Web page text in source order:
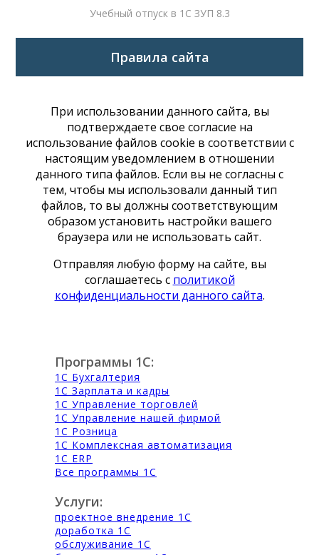
Учебный отпуск в 1С ЗУП 8.3
Правила сайта
При использовании данного сайта, вы
подтверждаете свое согласие на
использование файлов cookie в соответствии с
настоящим уведомлением в отношении
данного типа файлов. Если вы не согласны с
тем, чтобы мы использовали данный тип
файлов, то вы должны соответствующим
образом установить настройки вашего
браузера или не использовать сайт.
Отправляя любую форму на сайте, вы
соглашаетесь с политикой
конфиденциальности данного сайта.
Программы 1С:
1С Бухгалтерия
1С Зарплата и кадры
1С Управление торговлей
1С Управление нашей фирмой
1С Розница
1С Комплексная автоматизация
1С ERP
Все программы 1С
Услуги:
проектное внедрение 1С
доработка 1С
обслуживание 1С